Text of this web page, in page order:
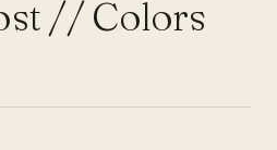
// Colors